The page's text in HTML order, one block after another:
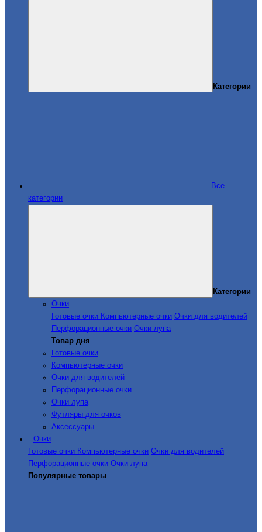
Категории
Все
категории
Категории
Очки
Готовые очки Компьютерные очки Очки для водителей
Перфорационные очки Очки лупа
Товар дня
Готовые очки
Компьютерные очки
Очки для водителей
Перфорационные очки
Очки лупа
Футляры для очков
Аксессуары
Очки
Готовые очки Компьютерные очки Очки для водителей
Перфорационные очки Очки лупа
Популярные товары